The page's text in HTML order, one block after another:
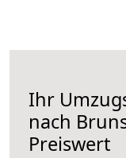
Ihr
nach
Preiswert